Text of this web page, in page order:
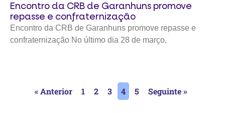
Encontro da CRB de Garanhuns promove
repasse e confraternização
Encontro da CRB de Garanhuns promove repasse e
confraternização No último dia 28 de março,
« Anterior 1 2 3 4 5 Seguinte »